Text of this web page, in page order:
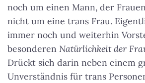
noch um einen Mann, der
nicht um eine trans Frau.
immer noch und weiterhin
besonderen Natürlichkeit der
Drückt sich darin neben einem
Unverständnis für trans